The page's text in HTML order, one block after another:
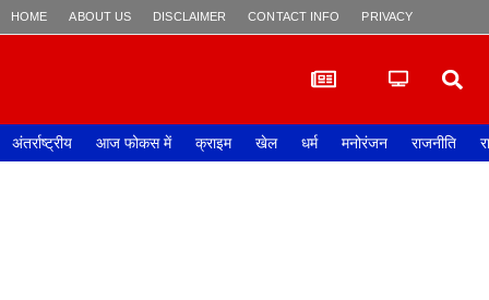
HOME ABOUT US DISCLAIMER CONTACT INFO PRIVACY POLICY
अंतर्राष्ट्रीय आज फोकस में क्राइम खेल धर्म मनोरंजन राजनीति